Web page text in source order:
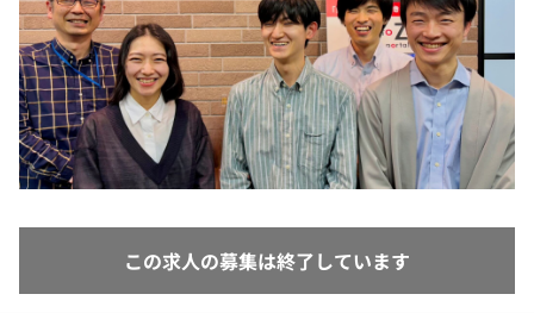
就活成功ガイド
プラン
個人向けプラン
法人向けプラン
学校向けプラン
この求人の募集は終了しています